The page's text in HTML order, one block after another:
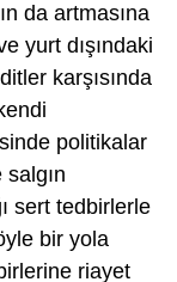
da artmasına
yurt dışındaki
karşısında
politikalar
sert tedbirlerle
bir yola
riayet